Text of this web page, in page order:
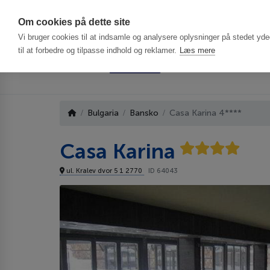
Om cookies på dette site
Vi bruger cookies til at indsamle og analysere oplysninger på stedet
til at forbedre og tilpasse indhold og reklamer. Læs mere
Bulgaria Bansko Casa Karina 4****
Casa Karina
ul. Kralev dvor 5 1 2770 ID 64043